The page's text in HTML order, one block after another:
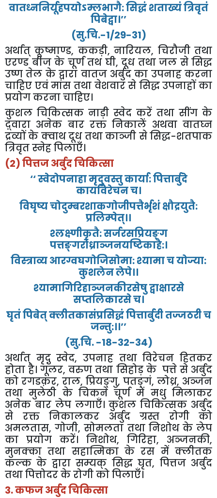
वातध्ननिर्यूहपयोऽम्लभागै:सिद्धंशताख्यंत्रिवृतं
पिबेद्वा।’’
(सु.चि.-1/29-31)
अर्थात् कूष्माण्ड, ककड़ी,नारियल, चिरौजी तथा
एरण्ड बीज के चूर्ण तथ घी, दूध तथा जल से सिद्ध
उष्ण तेल के द्वारा वातज अर्बुद का उपनाह करना
चाहिए एवं मांस तथा वेशवार से सिद्ध उपनाहों का
प्रयोगकरनाचाहिए।
कुशल चिकित्सक नाड़ी स्वेद करें तथा सींग के
द़्वारा अनेक बार रक्त निकालें अथवा वातघ्न
द्रव्योंके क्वाथदूध तथाकाञ्जी सेसिद्ध-शतपाक
त्रिवृतस्नेहपिलाएँ।
(2)पित्तजअर्बुदचिकित्सा
‘‘स्वेदोपनाहामृदुवस्तुकार्या:पित्तार्बुदे
कायविरेचनच।
विघृष्यचोदुम्बरशाकगोजीपत्तैर्भृशंक्षौद्रयुतै:
प्रलिम्पेत्।।
श्लक्ष्णीकृतै:सर्जरसप्रियङ्ग
पत्तङ्गरोध्राञ्जनयष्टिकाहै:।
विस्त्राव्यआरग्वघगोजिसोमा:श्यामाचयोज्या:
कुशलेनलेपे।।
श्यामागिरिहाञ्जनकीरसेषुद्वाक्षारसे
सप्तलिकारसेच।
घृतंपिबेत्क्लीतकासंप्रसिद्धंपित्तार्बुदीतज्जठरीच
जन्तु:।।’’
(सु.चि. -18-32-34)
अर्थात् मृद़ु स्वेद,उपनाह तथा विरेचन हितकर
होता है। गूलर,वरुण तथा सिहोड़ के पत्ते से अर्बुद
को रगडक़र, राल, प्रियङ्गु, पतङ्गं, लोध्र, अञ्जन
तथा मुलेठी के चिकने चूर्ण में मधु मिलाकर
अनेक बार लेप लगाएँ। कुशल चिकित्सक अर्बुद
से
रक्त निकालकर अर्बुद ग्रस्त रोगी
को
अमलतास,गोजी,सोमलता तथा निशोथ के लेप
का प्रयोग करें। निशोथ, गिरिहा, अञ्जनकी,
मुनक्का तथा सहात्मिका के रस में क्लीतक
कल्क के द्वारा सम्यक् सिद्ध घृत, पित्तज अर्बुद
तथापित्तोदरकेरोगीकोपिलाएँ।
3.कफजअर्बुदचिकित्सा